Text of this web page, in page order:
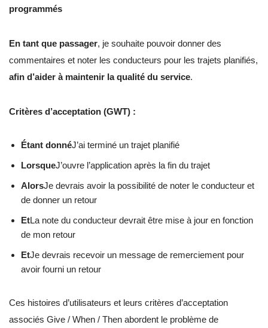
programmés
En tant que passager, je souhaite pouvoir donner des
commentaires et noter les conducteurs pour les trajets planifiés,
afin d’aider à maintenir la qualité du service.
Critères d’acceptation (GWT) :
Étant donnéJ’ai terminé un trajet planifié
LorsqueJ’ouvre l’application après la fin du trajet
AlorsJe devrais avoir la possibilité de noter le conducteur et
de donner un retour
EtLa note du conducteur devrait être mise à jour en fonction
de mon retour
EtJe devrais recevoir un message de remerciement pour
avoir fourni un retour
Ces histoires d’utilisateurs et leurs critères d’acceptation
associés Give / When / Then abordent le problème de